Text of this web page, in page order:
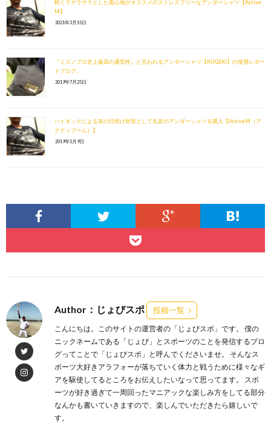
軽くてサラサラとした着心地がオススメのストレスフリーなアンダーシャツ【Active
M】
2021年3月15日
『ミズノプロ史上最高の通気性』と言われるアンダーシャツ【KUGEKI】の使用レポー
トブログ。
2019年7月25日
ハイネックによる首の日焼け対策として丸首のアンダーシャツを購入【ActiveM（ア
クティブーム）】
2019年5月9日
Author：じょびスポ 投稿一覧
こんにちは。このサイトの運営者の「じょびスポ」です。 僕の
ニックネームである「じょび」とスポーツのことを発信するブロ
グってことで「じょびスポ」と呼んでくださいませ。 そんなス
ポーツ大好きアラフォーが落ちていく体力と戦うために様々なギ
アを駆使してるところをお伝えしたいなって思ってます。 スポ
ーツが好き過ぎて一周回ったマニアックな楽しみ方をしてる部分
なんかも書いていきますので、楽しんでいただきたら嬉しいで
す。